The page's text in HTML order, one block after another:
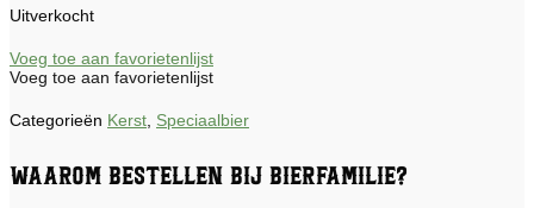
Uitverkocht
Voeg toe aan favorietenlijst
Voeg toe aan favorietenlijst
Categorieën Kerst Speciaalbier
Waarom bestellen bij Bierfamilie?